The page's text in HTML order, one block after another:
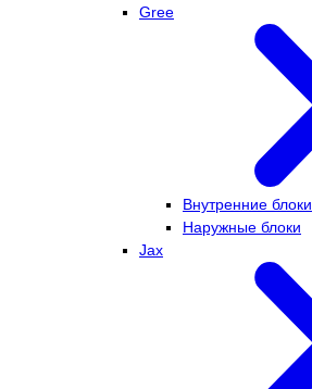
Gree
Внутренние блоки
Наружные блоки
Jax